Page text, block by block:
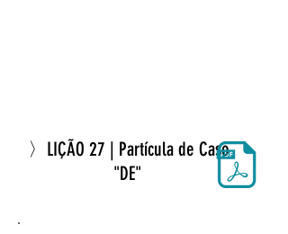
〉LIÇÃO 27 | Partícula de Caso
"DE"